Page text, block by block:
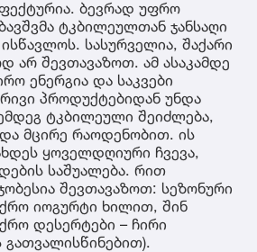
ბევრად უფრო
ტკბილეულთან ჯანსაღი
სასურველია, შაქარი
არ შევთავაზოთ. ამ ასაკამდე
ენერგია და საკვები
პროდუქტებიდან უნდა
ტკბილეული შეიძლება,
მცირე რაოდენობით. ის
ყოველდღიური ჩვევა,
საშუალება. რით
შევთავაზოთ: სეზონური
იოგურტი ხილით, შინ
დესერტები – ჩირი
გათვალისწინებით).